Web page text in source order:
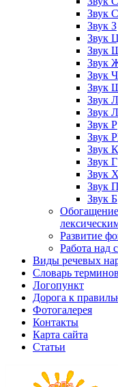
Звук
Звук З
Звук Ц
Звук
Звук
Звук Ч
Звук
Звук Л
Звук
Звук Р
Звук
Звук К
Звук Г
Звук Х
Звук П
Звук Б
Обогащение
Развитие
Работа над
Виды речевых
Словарь терминов
Логопункт
Дорога к
Фотогалерея
Контакты
Карта сайта
Статьи